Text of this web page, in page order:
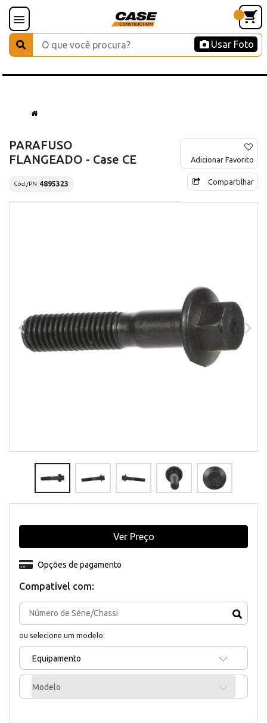
Usar Foto
PARAFUSO
FLANGEADO - Case CE
Cód./PN 4895323
Adicionar Favorito
Compartilhar
Compativel com:
ou selecione um modelo:
Equipamento
Modelo
Opções de pagamento
Ver Preço